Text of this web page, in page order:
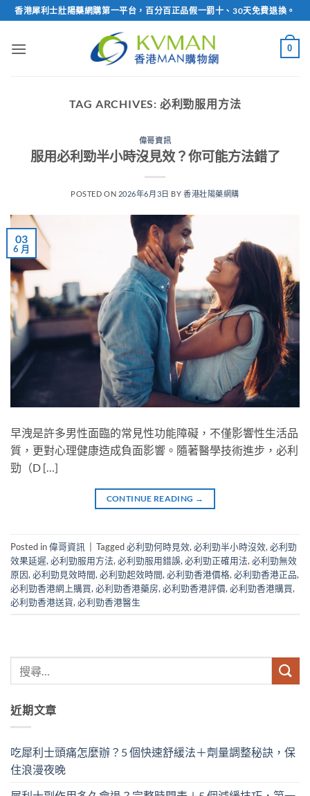
Skip
to
content
香港犀利士壯陽藥網購第一平台，百分百正品假一罰十、30天免費退換。
0
TAG ARCHIVES: 必利勁服用方法
偉哥資訊
服用必利勁半小時沒見效？你可能方法錯了
POSTED ON 2026年6月3日 BY 香港壯陽藥網購
03
6 月
早洩是許多男性面臨的常見性功能障礙，不僅影響性生活品
質，更對心理健康造成負面影響。隨著醫學技術進步，必利
勁（D […]
CONTINUE READING →
Posted in偉哥資訊 Tagged必利勁何時見效, 必利勁半小時沒效, 必利勁
效果延遲, 必利勁服用方法, 必利勁服用錯誤, 必利勁正確用法, 必利勁無效
原因, 必利勁見效時間, 必利勁起效時間, 必利勁香港價格, 必利勁香港正品,
必利勁香港網上購買, 必利勁香港藥房, 必利勁香港評價, 必利勁香港購買,
必利勁香港送貨, 必利勁香港醫生
近期文章
吃犀利士頭痛怎麼辦？5 個快速舒緩法＋劑量調整秘訣，保
住浪漫夜晚